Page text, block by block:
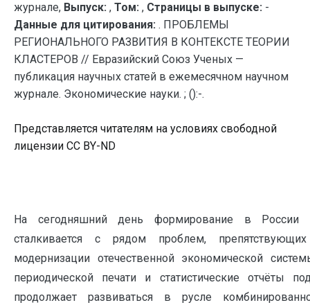
журнале, Выпуск: , Том: , Страницы в выпуске: -
Данные для цитирования: . ПРОБЛЕМЫ
РЕГИОНАЛЬНОГО РАЗВИТИЯ В КОНТЕКСТЕ ТЕОРИИ
КЛАСТЕРОВ // Евразийский Союз Ученых —
публикация научных статей в ежемесячном научном
журнале. Экономические науки. ; ():-.
Представляется читателям на условиях свободной
лицензии CC BY-ND
На сегодняшний день формирование в России
сталкивается с рядом проблем,
модернизации отечественной экономической
периодической печати и статистические отчёты
продолжает развиваться в русле